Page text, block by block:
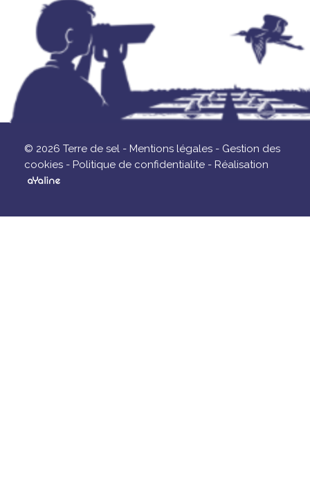
© 2026 Terre de sel - Mentions légales - Gestion des
cookies - Politique de confidentialite - Réalisation